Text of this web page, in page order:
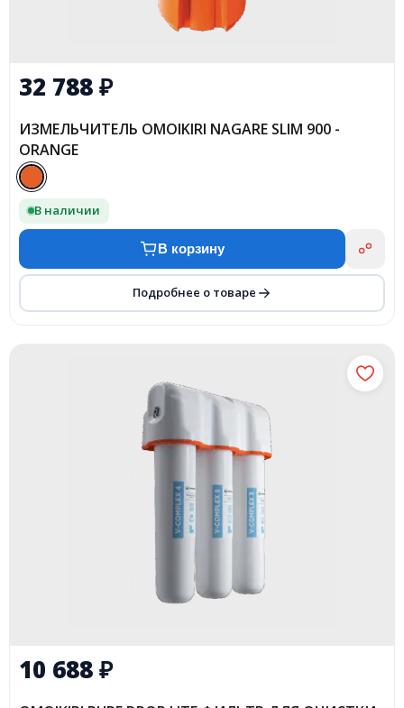
32 788₽
ИЗМЕЛЬЧИТЕЛЬ OMOIKIRI NAGARE SLIM 900 -
ORANGE
В наличии
В корзину
Подробнее о товаре
10 688₽